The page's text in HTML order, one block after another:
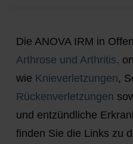
Die ANOVA IRM in
Arthrose und Arthritis,
wie Knieverletzungen,
Rückenverletzungen
und entzündliche
finden Sie die Links zu